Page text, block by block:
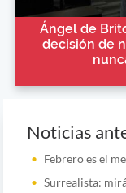
Ángel de
decisión de
Noticias
Febrero es el
Surrealista: